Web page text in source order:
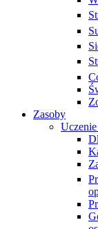
Zasoby
Uczenie